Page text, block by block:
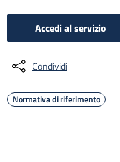
Accedi al servizio
Condividi
Normativa di riferimento